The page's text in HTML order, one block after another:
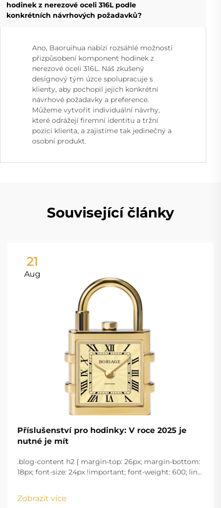
hodinek z nerezové oceli 316L podle
konkrétních návrhových požadavků?
Ano, Baoruihua nabízí rozsáhlé možnosti
přizpůsobení komponent hodinek z
nerezové oceli 316L. Náš zkušený
designový tým úzce spolupracuje s
klienty, aby pochopil jejich konkrétní
návrhové požadavky a preference.
Můžeme vytvořit individuální návrhy,
které odrážejí firemní identitu a tržní
pozici klienta, a zajistíme tak jedinečný a
osobní produkt.
Související články
21
Aug
Příslušenství pro hodinky: V roce 2025 je
nutné je mít
.blog-content h2 { margin-top: 26px; margin-bottom:
18px; font-size: 24px !important; font-weight: 600; line-
w...
Zobrazit více